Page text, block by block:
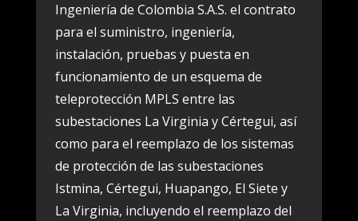
Ingeniería de Colombia S.A.S. el contrato
para el suministro, ingeniería,
instalación, pruebas y puesta en
funcionamiento de un esquema de
teleprotección MPLS entre las
subestaciones La Virginia y Cértegui, así
como para el reemplazo de los sistemas
de protección de las subestaciones
Istmina, Cértegui, Huapango, El Siete y
La Virginia, incluyendo el reemplazo del